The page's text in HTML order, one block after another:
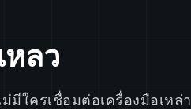
ลว
มีใครเชื่อมต่อเครื่องมือเหล่า